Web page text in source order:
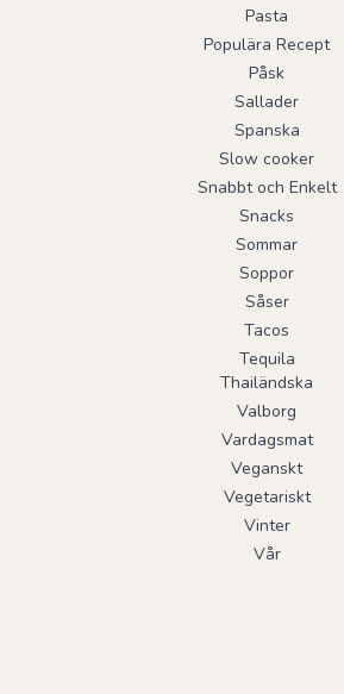
Pasta
Populära Recept
Påsk
Sallader
Spanska
Slow cooker
Snabbt och Enkelt
Snacks
Sommar
Soppor
Såser
Tacos
Tequila
Thailändska
Valborg
Vardagsmat
Veganskt
Vegetariskt
Vinter
Vår